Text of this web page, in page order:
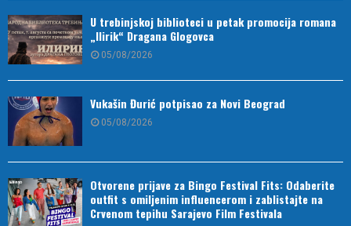
U trebinjskoj biblioteci u petak promocija romana
„Ilirik“ Dragana Glogovca
05/08/2026
Vukašin Đurić potpisao za Novi Beograd
05/08/2026
Otvorene prijave za Bingo Festival Fits: Odaberite
outfit s omiljenim influencerom i zablistajte na
Crvenom tepihu Sarajevo Film Festivala